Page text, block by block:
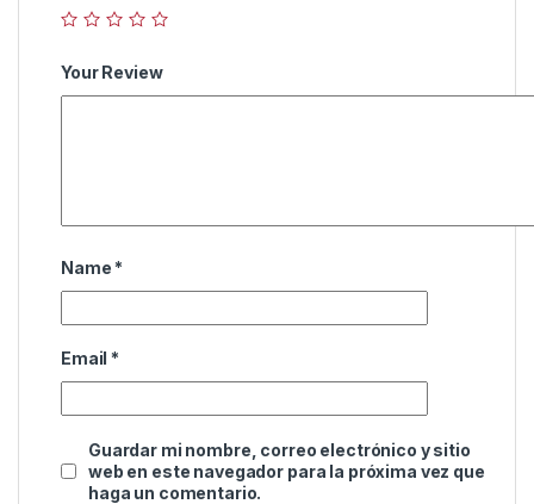
Your Review
Name *
Email *
Guardar mi nombre, correo electrónico y sitio
web en este navegador para la próxima vez que
haga un comentario.